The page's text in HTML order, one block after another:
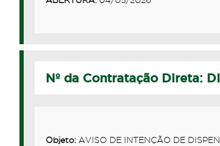
Nº da Contratação Direta:
Objeto:AVISO DE INTENÇÃO DE